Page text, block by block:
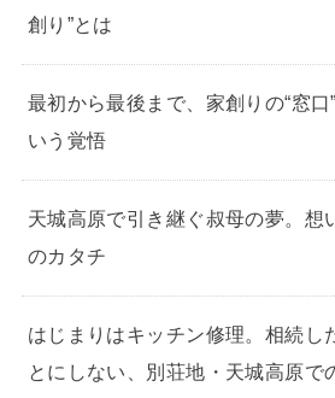
創り”とは
最初から最後まで、家創りの“窓口
いう覚悟
天城高原で引き継ぐ叔母の夢。想
のカタチ
はじまりはキッチン修理。相続し
とにしない、別荘地・天城高原で